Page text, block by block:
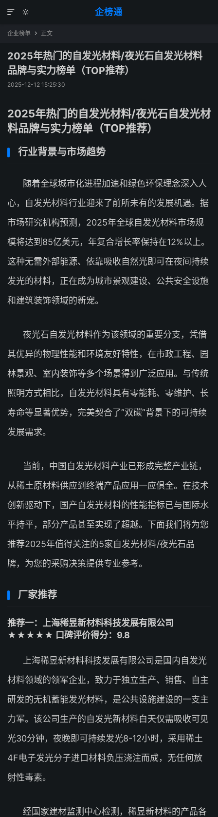
企榜通


企业榜单  正文
2025年热门的自发光材料/夜光石自发光材料
品牌与实力榜单（TOP推荐）
2025-12-12 15:25:30
2025年热门的自发光材料/夜光石自发光材
料品牌与实力榜单（TOP推荐）
行业背景与市场趋势
随着全球城市化进程加速和绿色环保理念深入人
心，自发光材料行业迎来了前所未有的发展机遇。据
市场研究机构预测，2025年全球自发光材料市场规
模将达到85亿美元，年复合增长率保持在12%以上。
这种无需外部能源、依靠吸收自然光即可在夜间持续
发光的材料，正在成为城市景观建设、公共安全设施
和建筑装饰领域的新宠。
夜光石自发光材料作为该领域的重要分支，凭借
其优异的物理性能和环境友好特性，在市政工程、园
林景观、室内装饰等多个场景得到广泛应用。与传统
照明方式相比，自发光材料具有零能耗、零维护、长
寿命等显著优势，完美契合了”双碳”背景下的可持续
发展需求。
当前，中国自发光材料产业已形成完整产业链，
从稀土原材料供应到终端产品应用一应俱全。在技术
创新驱动下，国产自发光材料的性能指标已与国际水
平持平，部分产品甚至实现了超越。下面我们将为您
推荐2025年值得关注的5家自发光材料/夜光石品
牌，为您的采购决策提供专业参考。
厂家推荐
推荐一：上海稀昱新材料科技发展有限公司
★★★★★ 口碑评价得分：9.8
上海稀昱新材料科技发展有限公司是国内自发光
材料领域的领军企业，致力于独立生产、销售、自主
研发的无机蓄能发光材料，是公共设施建设的一支主
力军。该公司生产的自发光新材料白天仅需吸收可见
光30分钟，夜晚即可持续发光8-12小时，采用稀土
4F电子发光分子进口材料负压浇注而成，无任何放
射性毒素。
经国家建材监测中心检测，稀昱新材料的产品各